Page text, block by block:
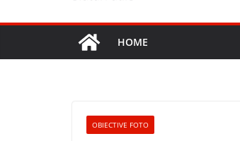
HOME
OBIECTIVE FOTO